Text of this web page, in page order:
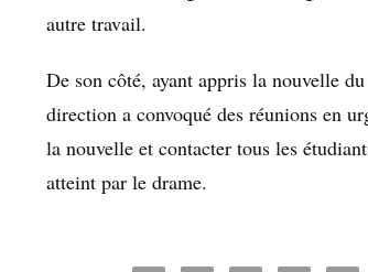
autre travail.
De son côté, ayant appris la nouvelle
direction a convoqué des réunions en
la nouvelle et contacter tous les
atteint par le drame.